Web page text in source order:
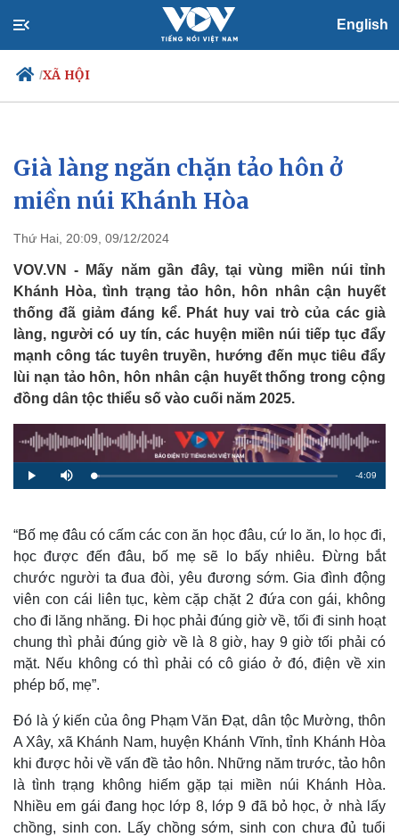
English
/XÃ HỘI
Chính trị
Đảng
Tổ chức nhân sự
Nhận diện sự thật
Xã hội
Tin 24h
Dự báo thời tiết
Việc làm
Biển đảo
Già làng ngăn chặn tảo hôn ở
miền núi Khánh Hòa
Thứ Hai, 20:09, 09/12/2024
VOV.VN - Mấy năm gần đây, tại vùng miền núi tỉnh
Khánh Hòa, tình trạng tảo hôn, hôn nhân cận huyết
thống đã giảm đáng kể. Phát huy vai trò của các già
làng, người có uy tín, các huyện miền núi tiếp tục đẩy
mạnh công tác tuyên truyền, hướng đến mục tiêu đẩy
lùi nạn tảo hôn, hôn nhân cận huyết thống trong cộng
đồng dân tộc thiểu số vào cuối năm 2025.
P
l
M
u
L
o
:
2
.
4
%
R
a
i
i
n
T
m
-4:09
“Bố mẹ đâu có cấm các con ăn học đâu, cứ lo ăn, lo học đi,
học được đến đâu, bố mẹ sẽ lo bấy nhiêu. Đừng bắt
chước người ta đua đòi, yêu đương sớm. Gia đình động
viên con cái liên tục, kèm cặp chặt 2 đứa con gái, không
cho đi lăng nhăng. Đi học phải đúng giờ về, tối đi sinh hoạt
chung thì phải đúng giờ về là 8 giờ, hay 9 giờ tối phải có
mặt. Nếu không có thì phải có cô giáo ở đó, điện về xin
phép bố, mẹ”.
Đó là ý kiến của ông Phạm Văn Đạt, dân tộc Mường, thôn
A Xây, xã Khánh Nam, huyện Khánh Vĩnh, tỉnh Khánh Hòa
khi được hỏi về vấn đề tảo hôn. Những năm trước, tảo hôn
là tình trạng không hiếm gặp tại miền núi Khánh Hòa.
Nhiều em gái đang học lớp 8, lớp 9 đã bỏ học, ở nhà lấy
chồng, sinh con. Lấy chồng sớm, sinh con chưa đủ tuổi